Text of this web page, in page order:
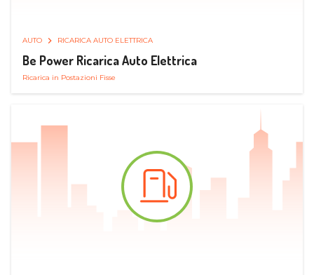
AUTO RICARICA AUTO ELETTRICA
Be Power Ricarica Auto Elettrica
Ricarica in Postazioni Fisse